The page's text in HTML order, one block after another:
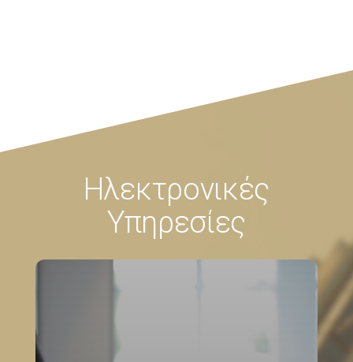
Ηλεκτρονικές
Υπηρεσίες